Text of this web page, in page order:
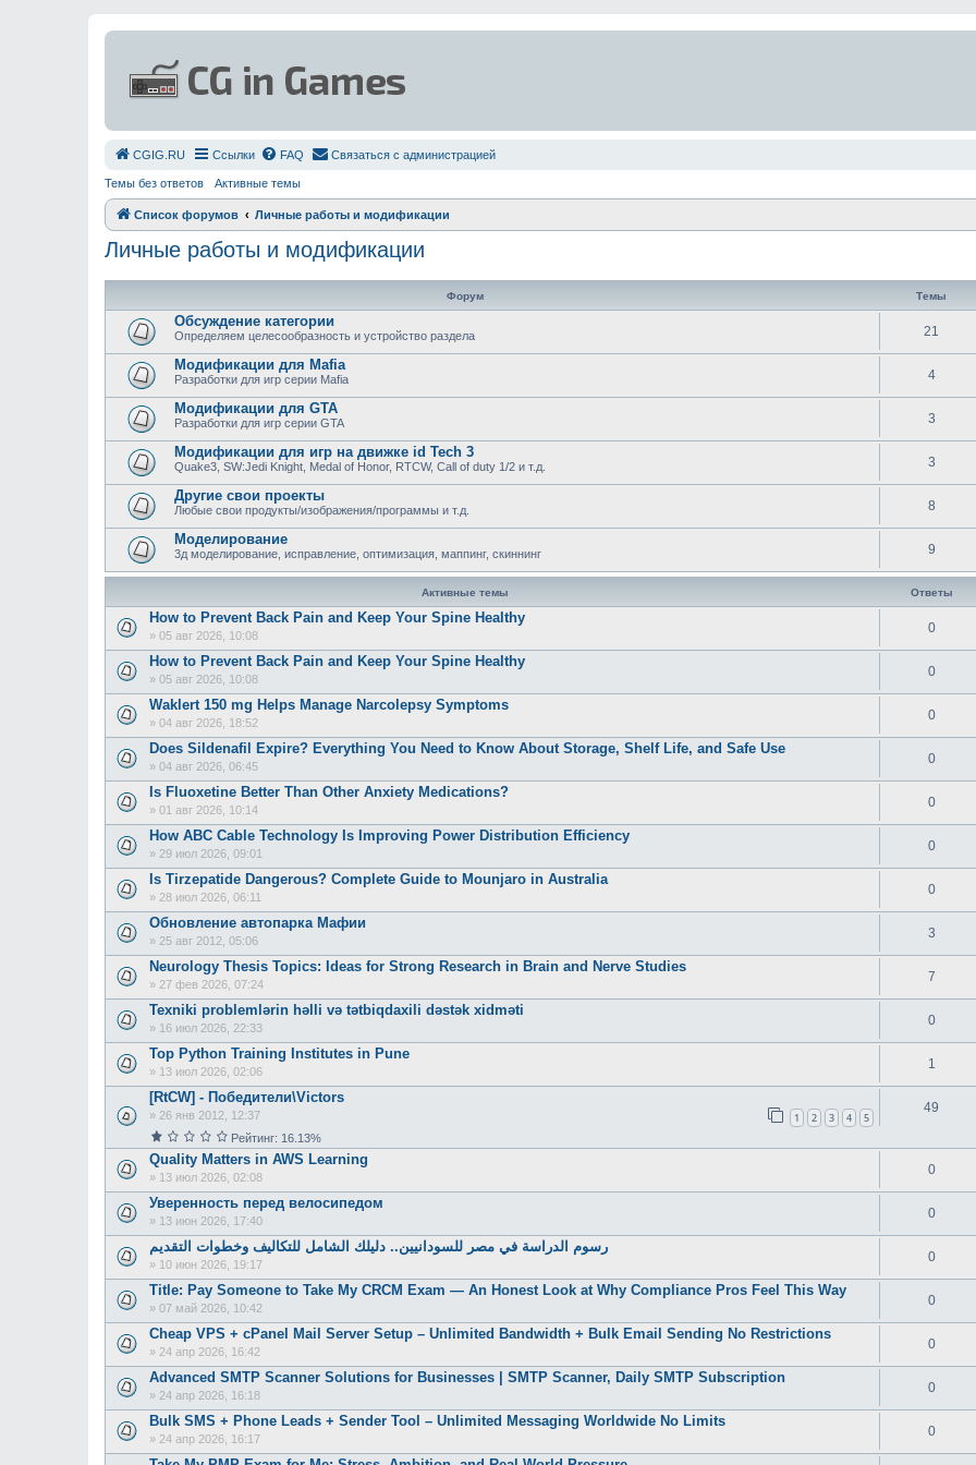
СGIG.RU Ссылки FAQ Связаться с администрацией
Темы без ответов Активные темы
Список форумов Личные работы и модификации
Личные работы и модификации
Форум Темы
Обсуждение категории
Определяем целесообразность и устройство раздела 21
Модификации для Mafia
Разработки для игр серии Mafia 4
Модификации для GTA
Разработки для игр серии GTA 3
Модификации для игр на движке id Tech 3
Quake3, SW:Jedi Knight, Medal of Honor, RTCW, Call of duty 1/2 и т.д. 3
Другие свои проекты
Любые свои продукты/изображения/программы и т.д. 8
Моделирование
3д моделирование, исправление, оптимизация, маппинг, скиннинг 9
Активные темы Ответы
How to Prevent Back Pain and Keep Your Spine Healthy
» 05 авг 2026, 10:08
0
How to Prevent Back Pain and Keep Your Spine Healthy
» 05 авг 2026, 10:08
0
Waklert 150 mg Helps Manage Narcolepsy Symptoms
» 04 авг 2026, 18:52
0
Does Sildenafil Expire? Everything You Need to Know About Storage, Shelf Life, and Safe Use
» 04 авг 2026, 06:45
0
Is Fluoxetine Better Than Other Anxiety Medications?
» 01 авг 2026, 10:14
0
How ABC Cable Technology Is Improving Power Distribution Efficiency
» 29 июл 2026, 09:01
0
Is Tirzepatide Dangerous? Complete Guide to Mounjaro in Australia
» 28 июл 2026, 06:11
0
Обновление автопарка Мафии
» 25 авг 2012, 05:06
3
Neurology Thesis Topics: Ideas for Strong Research in Brain and Nerve Studies
» 27 фев 2026, 07:24
7
Texniki problemlərin həlli və tətbiqdaxili dəstək xidməti
» 16 июл 2026, 22:33
0
Top Python Training Institutes in Pune
» 13 июл 2026, 02:06
1
[RtCW] - Победители\Victors
» 26 янв 2012, 12:37 1 2 3 4 5
Рейтинг: 16.13%
49
Quality Matters in AWS Learning
» 13 июл 2026, 02:08
0
Уверенность перед велосипедом
» 13 июн 2026, 17:40
0
رسوم الدراسة في مصر للسودانيين.. دليلك الشامل للتكاليف وخطوات التقديم
» 10 июн 2026, 19:17
0
Title: Pay Someone to Take My CRCM Exam — An Honest Look at Why Compliance Pros Feel This Way
» 07 май 2026, 10:42
0
Cheap VPS + cPanel Mail Server Setup – Unlimited Bandwidth + Bulk Email Sending No Restrictions
» 24 апр 2026, 16:42
0
Advanced SMTP Scanner Solutions for Businesses | SMTP Scanner, Daily SMTP Subscription
» 24 апр 2026, 16:18
0
Bulk SMS + Phone Leads + Sender Tool – Unlimited Messaging Worldwide No Limits
» 24 апр 2026, 16:17
0